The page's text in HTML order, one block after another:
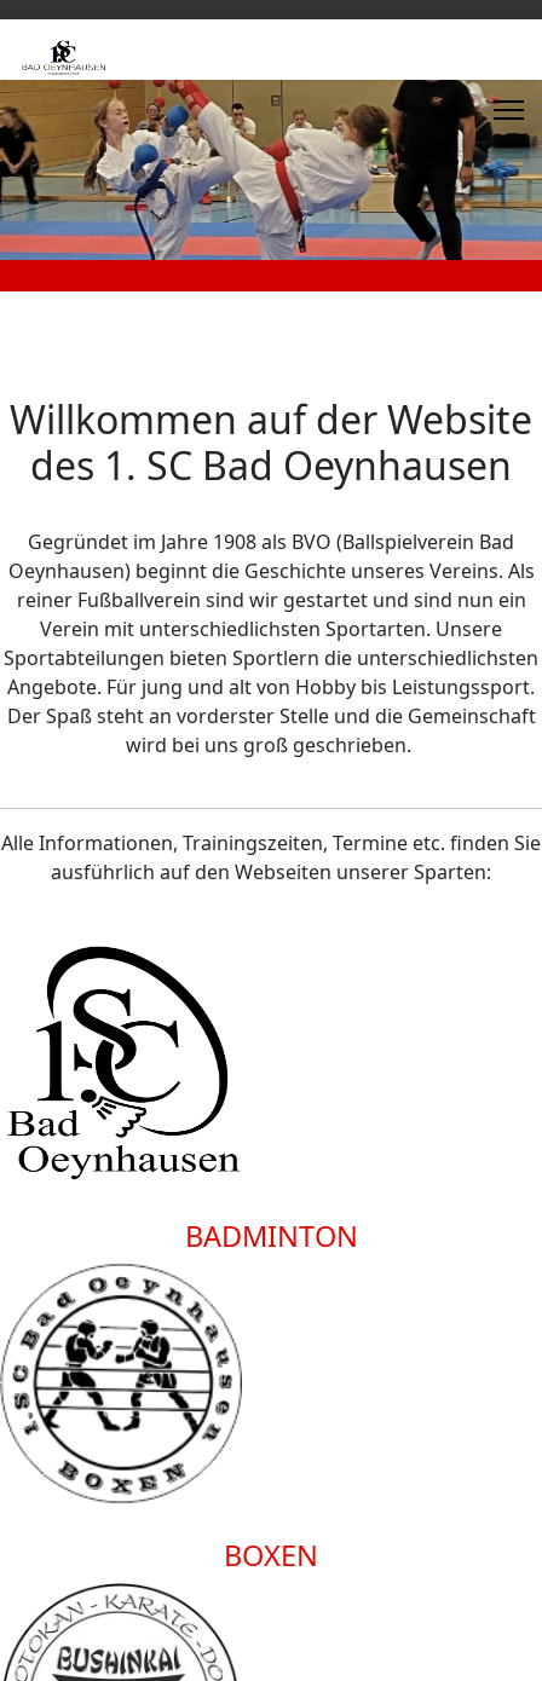
Willkommen auf der Website
des 1. SC Bad Oeynhausen
Gegründet im Jahre 1908 als BVO (Ballspielverein Bad
Oeynhausen) beginnt die Geschichte unseres Vereins. Als
reiner Fußballverein sind wir gestartet und sind nun ein
Verein mit unterschiedlichsten Sportarten. Unsere
Sportabteilungen bieten Sportlern die unterschiedlichsten
Angebote. Für jung und alt von Hobby bis Leistungssport.
Der Spaß steht an vorderster Stelle und die Gemeinschaft
wird bei uns groß geschrieben.
Alle Informationen, Trainingszeiten, Termine etc. finden Sie
ausführlich auf den Webseiten unserer Sparten:
BADMINTON
BOXEN